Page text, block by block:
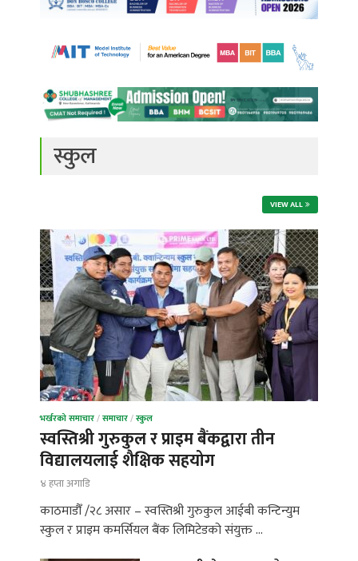
स्कुल
VIEW ALL
भर्खरको समाचार/समाचार/स्कुल
स्वस्तिश्री गुरुकुल र प्राइम बैंकद्वारा तीन
विद्यालयलाई शैक्षिक सहयोग
४ हप्ता अगाडि
काठमाडौँ /२८ असार – स्वस्तिश्री गुरुकुल आईबी कन्टिन्युम
स्कुल र प्राइम कमर्सियल बैंक लिमिटेडको संयुक्त …